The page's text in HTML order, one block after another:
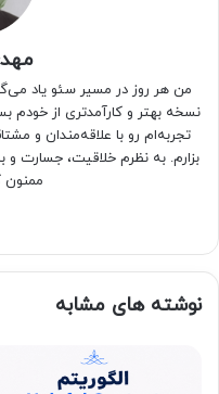
من هر روز در مسیر سئو یاد
نسخه بهتر و کارآمدتری از خودم
تجربه‌ام رو با علاقه‌مندان و
بزارم. به نظرم خلاقیت، جسارت
نوشته های مشابه